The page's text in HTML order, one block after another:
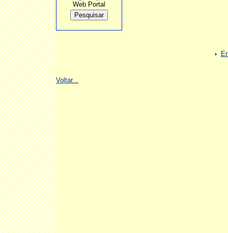
Web Portal
Voltar...